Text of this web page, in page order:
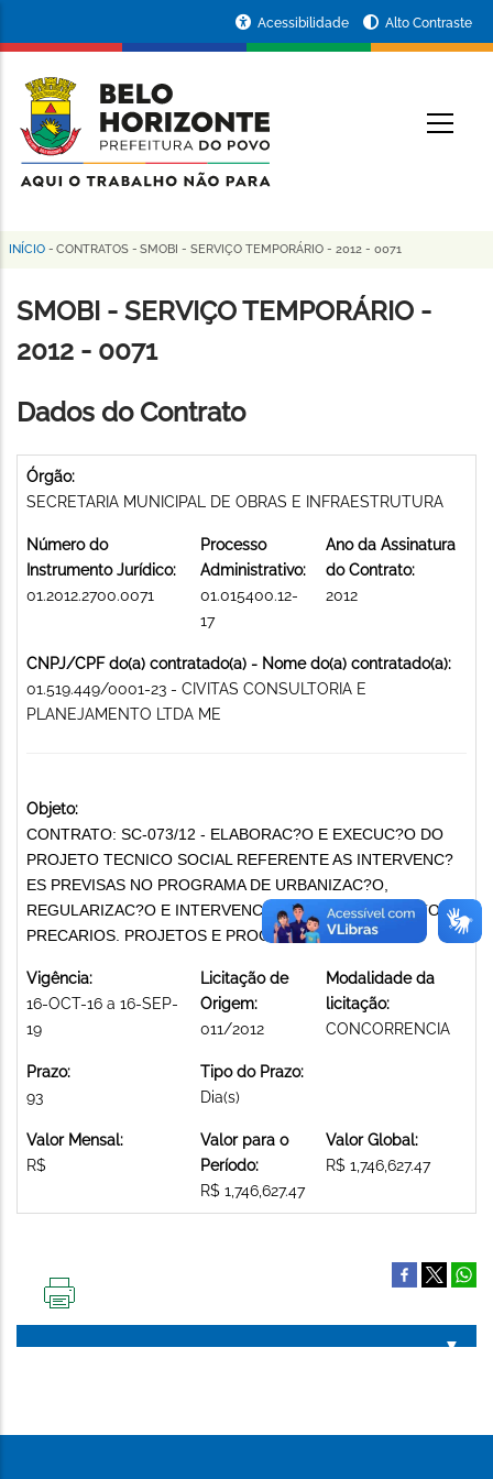
conteúdo
principal
da
Prefeitura
de
Horizonte
Acessibilidade Alto Contraste
Trilha
de
navegação
INÍCIO - CONTRATOS - SMOBI - SERVIÇO TEMPORÁRIO - 2012 - 0071
SMOBI - SERVIÇO TEMPORÁRIO -
2012 - 0071
Dados do Contrato
Órgão:
SECRETARIA MUNICIPAL DE OBRAS E INFRAESTRUTURA
Número do
Instrumento Jurídico:
01.2012.2700.0071
Processo
Administrativo:
01.015400.12-
17
Ano da Assinatura
do Contrato:
2012
CNPJ/CPF do(a) contratado(a) - Nome do(a) contratado(a):
01.519.449/0001-23 - CIVITAS CONSULTORIA E
PLANEJAMENTO LTDA ME
Objeto:
CONTRATO: SC-073/12 - ELABORAC?O E EXECUC?O DO
PROJETO TECNICO SOCIAL REFERENTE AS INTERVENC?
ES PREVISAS NO PROGRAMA DE URBANIZAC?O,
REGULARIZAC?O E INTERVENC?O EM ASSENTAMENTOS
PRECARIOS. PROJETOS E PROGRAMAS SOCIAIS
Vigência:
16-OCT-16 a 16-SEP-
19
Licitação de
Origem:
011/2012
Modalidade da
licitação:
CONCORRENCIA
Prazo:
93
Tipo do Prazo:
Dia(s)
Valor Mensal:
R$
Valor para o
Período:
R$ 1,746,627.47
Valor Global:
R$ 1,746,627.47
PÁGINA